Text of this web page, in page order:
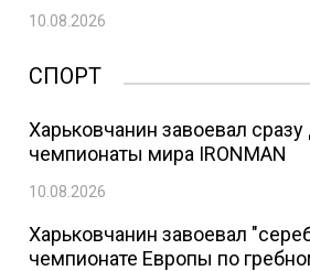
10.08.2026
СПОРТ
Харьковчанин завоевал сразу
чемпионаты мира IRONMAN
10.08.2026
Харьковчанин завоевал
чемпионате Европы по